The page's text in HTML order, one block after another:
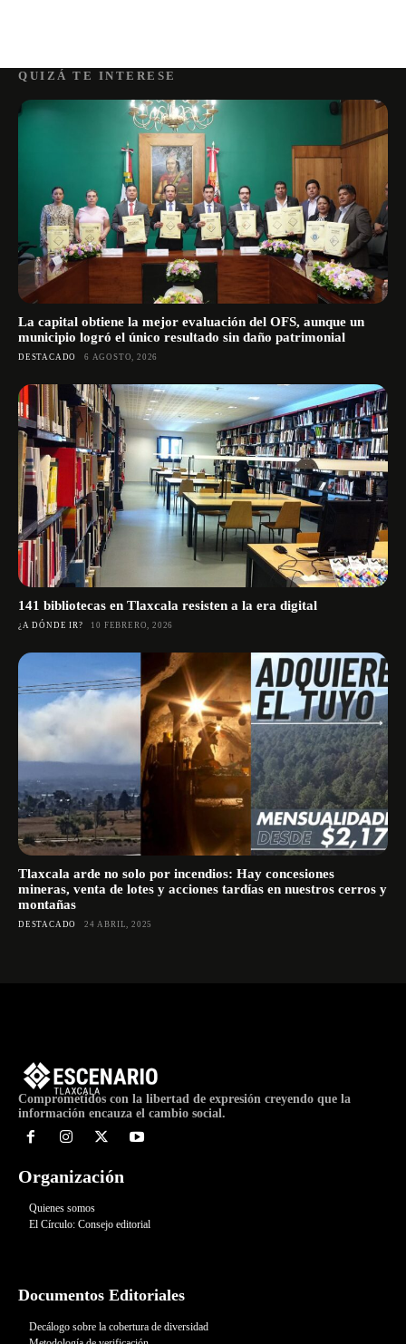
QUIZÁ TE INTERESE
La capital obtiene la mejor evaluación del OFS, aunque un
municipio logró el único resultado sin daño patrimonial
DESTACADO 6 AGOSTO, 2026
141 bibliotecas en Tlaxcala resisten a la era digital
¿A DÓNDE IR? 10 FEBRERO, 2026
Tlaxcala arde no solo por incendios: Hay concesiones
mineras, venta de lotes y acciones tardías en nuestros cerros y
montañas
DESTACADO 24 ABRIL, 2025
Comprometidos con la libertad de expresión creyendo que la
información encauza el cambio social.
Organización
Quienes somos
El Círculo: Consejo editorial
Documentos Editoriales
Decálogo sobre la cobertura de diversidad